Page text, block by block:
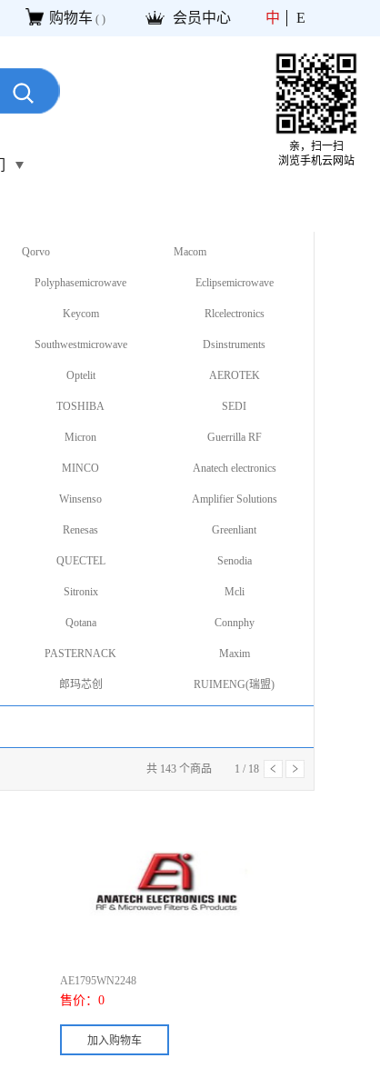
购物车 ( ) 会员中心 中 E
Qorvo Macom
Polyphasemicrowave Eclipsemicrowave
Keycom Rlcelectronics
Southwestmicrowave Dsinstruments
Optelit AEROTEK
TOSHIBA SEDI
Micron Guerrilla RF
MINCO Anatech electronics
Winsenso Amplifier Solutions
Renesas Greenliant
QUECTEL Senodia
Sitronix Mcli
Qotana Connphy
PASTERNACK Maxim
郎玛芯创 RUIMENG(瑞盟)
共 143 个商品 1 / 18
AE1795WN2248
售价： 0
亲，扫一扫
浏览手机云网站